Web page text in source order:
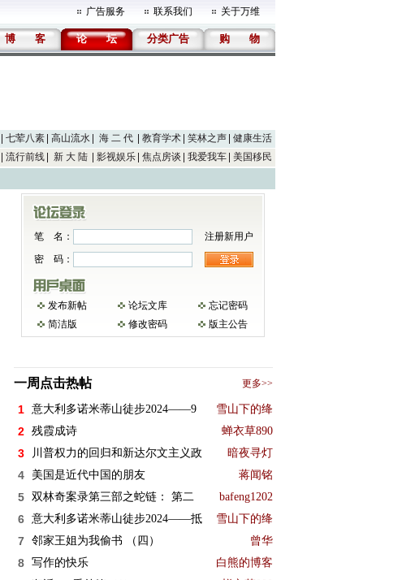
广告服务 联系我们 关于万维
博 客 论 坛 分类广告 购 物
七荤八素 高山流水 海 二 代 教育学术 笑林之声
健康生活
流行前线 新 大 陆 影视娱乐 焦点房谈 我爱我车 美国移民
笔 名：
注册新用户
密 码：
发布新帖 论坛文库
忘记密码
简洁版
修改密码 版主公告
一周点击热帖 更多>>
1 意大利多诺米蒂山徒步2024——9 雪山下的绛
2 残霞成诗 蝉衣草890
3 川普权力的回归和新达尔文主义政 暗夜寻灯
4 美国是近代中国的朋友 蒋闻铭
5 双林奇案录第三部之蛇链： 第二 bafeng1202
6 意大利多诺米蒂山徒步2024——抵 雪山下的绛
7 邻家王姐为我偷书 （四） 曾华
8 写作的快乐 白熊的博客